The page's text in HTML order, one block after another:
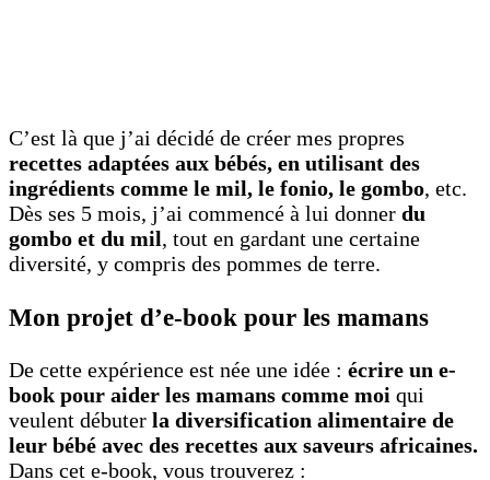
C’est là que j’ai décidé de créer mes propres
recettes adaptées aux bébés, en utilisant des
ingrédients comme le mil, le fonio, le gombo, etc.
Dès ses 5 mois, j’ai commencé à lui donner du
gombo et du mil, tout en gardant une certaine
diversité, y compris des pommes de terre.
Mon projet d’e-book pour les mamans
De cette expérience est née une idée : écrire un e-
book pour aider les mamans comme moi qui
veulent débuter la diversification alimentaire de
leur bébé avec des recettes aux saveurs africaines.
Dans cet e-book, vous trouverez :